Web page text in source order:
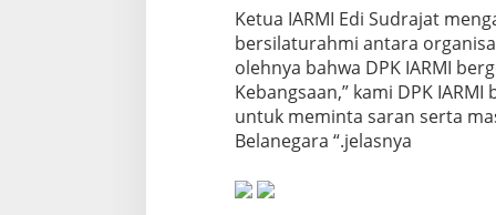
t
k
a
n
B
e
a
Ketua IARMI Edi Sudrajat
bersilaturahmi antara
olehnya bahwa DPK IARMI
Kebangsaan,” kami DPK
untuk meminta saran serta
Belanegara “.jelasnya